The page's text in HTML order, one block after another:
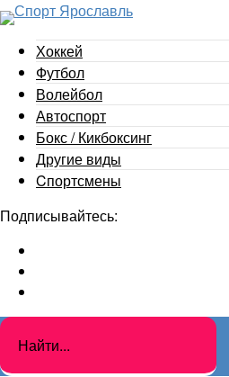
Хоккей
Футбол
Волейбол
Автоспорт
Бокс / Кикбоксинг
Другие виды
Cпортсмены
Подписывайтесь: